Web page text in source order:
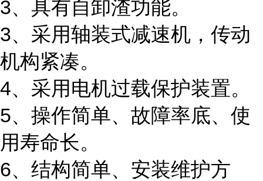
3、具有自卸渣功能。
3、采用轴装式减速机，传动
机构紧凑。
4、采用电机过载保护装置。
5、操作简单、故障率底、使
用寿命长。
6、结构简单、安装维护方